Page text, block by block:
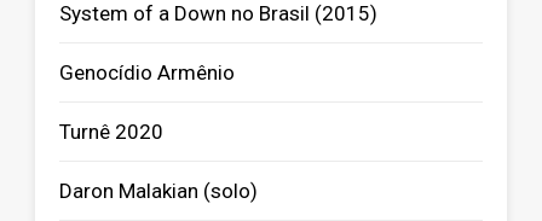
System of a Down no Brasil (2015)
Genocídio Armênio
Turnê 2020
Daron Malakian (solo)